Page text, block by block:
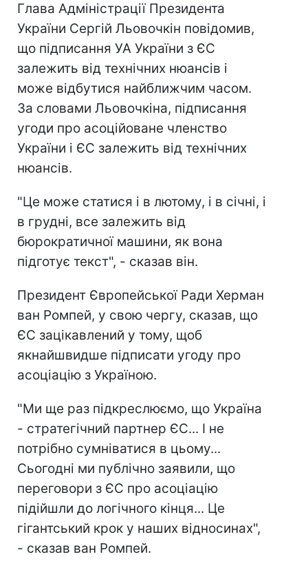
Глава Адміністрації Президента
України Сергій Льовочкін повідомив,
що підписання УА України з ЄС
залежить від технічних нюансів і
може відбутися найближчим часом.
За словами Льовочкіна, підписання
угоди про асоційоване членство
України і ЄС залежить від технічних
нюансів.
"Це може статися і в лютому, і в січні, і
в грудні, все залежить від
бюрократичної машини, як вона
підготує текст", - сказав він.
Президент Європейської Ради Херман
ван Ромпей, у свою чергу, сказав, що
ЄС зацікавлений у тому, щоб
якнайшвидше підписати угоду про
асоціацію з Україною.
"Ми ще раз підкреслюємо, що Україна
- стратегічний партнер ЄС... І не
потрібно сумніватися в цьому...
Сьогодні ми публічно заявили, що
переговори з ЄС про асоціацію
підійшли до логічного кінця... Це
гігантський крок у наших відносинах",
- сказав ван Ромпей.